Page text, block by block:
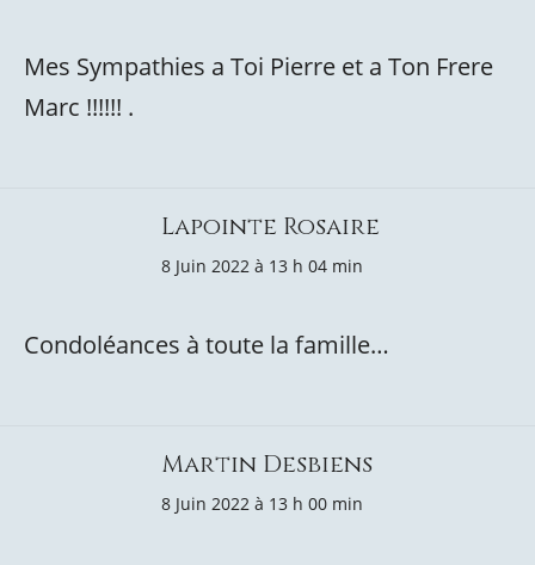
Mes Sympathies a Toi Pierre et a Ton Frere
Marc !!!!!! .
Lapointe Rosaire
8 Juin 2022 à 13 h 04 min
Condoléances à toute la famille…
Martin Desbiens
8 Juin 2022 à 13 h 00 min